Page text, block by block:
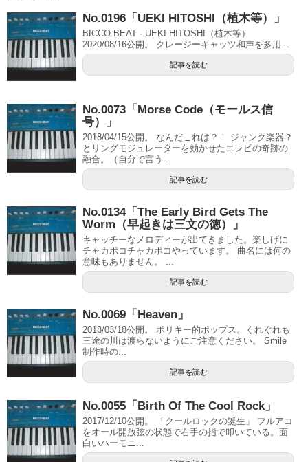
No.0196「UEKI HITOSHI（植木等）」
BICCO BEAT · UEKI HITOSHI（植木等）
2020/08/16公開。 クレージーキャッツ和声を多用...
記事を読む
No.0073「Morse Code（モールス信
号）」
2018/04/15公開。 なんだこれは？！ ジャンク楽器？
とリングモジュレーターを効かせたエレピの奇跡の
融合。（自分で言う...
記事を読む
No.0134「The Early Bird Gets The
Worm（早起きは三文の徳）」
キャッチーなメロディーが出てきました。楽しげに
チャカポコチャカポコやっています。 曲名には何の
意味もありません。 ...
記事を読む
No.0069「Heaven」
2018/03/18公開。 ポリキー的ポップス。くれぐれも
三途の川は渡らないようにご注意ください。 Smile
制作時の...
記事を読む
No.0055「Birth Of The Cool Rock」
2017/12/10公開。 「クールロックの誕生」 フルアコ
をオール開放弦の状態で右手の指で叩いている。面
白いハーモニ...